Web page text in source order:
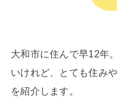
大和市に住んで早12年
いけれど、とても住み
を紹介します。